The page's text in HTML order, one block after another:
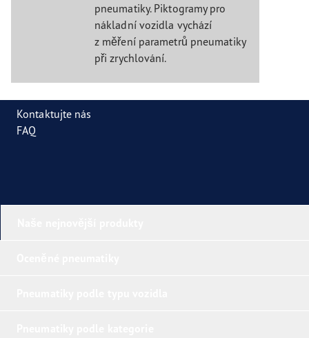
pneumatiky. Piktogramy pro
nákladní vozidla vychází
z měření parametrů pneumatiky
při zrychlování.
Kontaktujte nás
FAQ